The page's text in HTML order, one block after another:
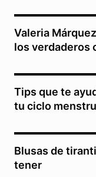
Valeria
los verdaderos
Tips que te
tu ciclo
Blusas de
tener